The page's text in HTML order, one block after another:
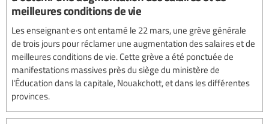
meilleures conditions de vie
Les enseignant·e·s ont entamé le 22 mars, une grève générale
de trois jours pour réclamer une augmentation des salaires et de
meilleures conditions de vie. Cette grève a été ponctuée de
manifestations massives près du siège du ministère de
l'Éducation dans la capitale, Nouakchott, et dans les différentes
provinces.